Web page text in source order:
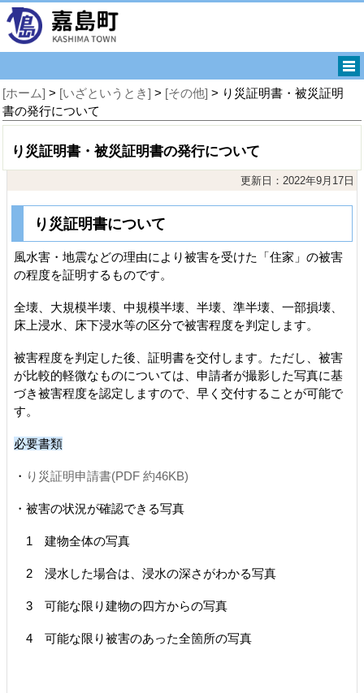
[ホーム] > [いざというとき] > [その他] > り災証明書・被災証明
書の発行について
り災証明書・被災証明書の発行について
更新日：2022年9月17日
り災証明書について
風水害・地震などの理由により被害を受けた「住家」の被害
の程度を証明するものです。
全壊、大規模半壊、中規模半壊、半壊、準半壊、一部損壊、
床上浸水、床下浸水等の区分で被害程度を判定します。
被害程度を判定した後、証明書を交付します。ただし、被害
が比較的軽微なものについては、申請者が撮影した写真に基
づき被害程度を認定しますので、早く交付することが可能で
す。
必要書類
・ り災証明申請書(PDF 約46KB)
・被害の状況が確認できる写真
1 建物全体の写真
2 浸水した場合は、浸水の深さがわかる写真
3 可能な限り建物の四方からの写真
4 可能な限り被害のあった全箇所の写真